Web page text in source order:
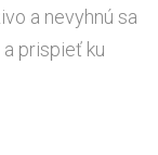
a nevyhnú sa
prispieť ku